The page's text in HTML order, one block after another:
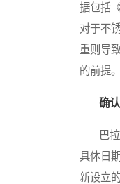
据包括
对于不
重则导
的前提。
确
巴拉
具体日
新设立